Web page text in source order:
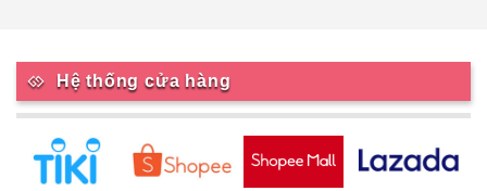
Hệ thống cửa hàng